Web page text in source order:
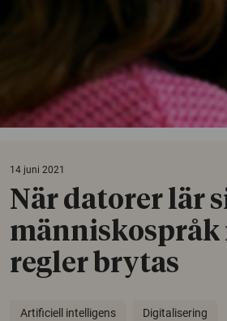
14 juni 2021
När datorer lär
människospråk
regler brytas
Artificiell intelligens Digitalisering